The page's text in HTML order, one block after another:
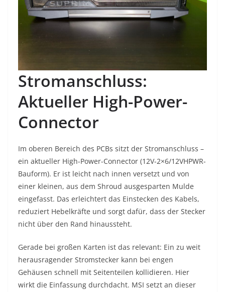
Stromanschluss:
Aktueller High-Power-
Connector
Im oberen Bereich des PCBs sitzt der Stromanschluss –
ein aktueller High-Power-Connector (12V-2×6/12VHPWR-
Bauform). Er ist leicht nach innen versetzt und von
einer kleinen, aus dem Shroud ausgesparten Mulde
eingefasst. Das erleichtert das Einstecken des Kabels,
reduziert Hebelkräfte und sorgt dafür, dass der Stecker
nicht über den Rand hinaussteht.
Gerade bei großen Karten ist das relevant: Ein zu weit
herausragender Stromstecker kann bei engen
Gehäusen schnell mit Seitenteilen kollidieren. Hier
wirkt die Einfassung durchdacht. MSI setzt an dieser